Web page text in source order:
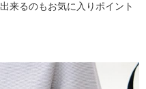
来るのもお気に入りポイント